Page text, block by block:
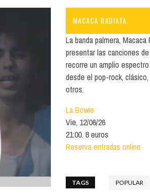
Norte
Islas
ARTE | MUSEOS
SALAS Y AUDITORIOS
ESPACIOS CULTURALES
LOCALES CON ACTUACIONES
COMERCIO
MACACA RADIATA
La banda palmera,
presentar las canciones
recorre un amplio
desde el pop-rock,
otros.
La Bowie
Vie, 12/06/26
21:00. 8 euros
Reserva entradas online
TAGS POPULAR